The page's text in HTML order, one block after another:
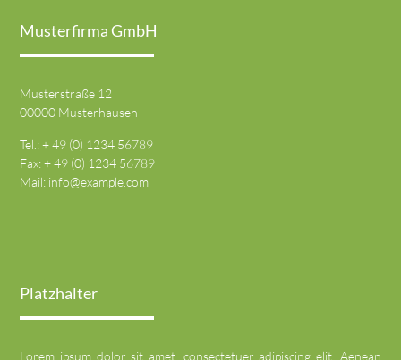
Musterfirma GmbH
Musterstraße 12
00000 Musterhausen
Tel.: + 49 (0) 1234 56789
Fax: + 49 (0) 1234 56789
Mail: info@example.com
Platzhalter
Lorem ipsum dolor sit amet, consectetuer adipiscing elit. Aenean